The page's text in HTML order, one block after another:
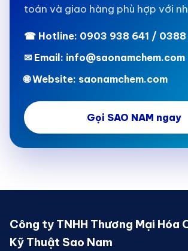
toán và giao hàng phù hợp với
☎ Hotline: 0903 938 641 / 0388
✉ Email: info@saonamchem.com
🌐 Website: saonamchem.com
Gọi SAO NAM ngay
Công ty TNHH Thương Mại Hóa
Kỹ Thuật Sao Nam